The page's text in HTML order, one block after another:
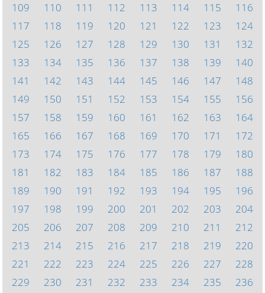
109
110 111 112 113 114 115
116
117
118 119 120 121 122 123
124
125
126 127 128 129 130 131
132
133
134 135 136 137 138 139
140
141
142 143 144 145 146 147
148
149
150 151 152 153 154 155
156
157
158 159 160 161 162 163
164
165
166 167 168 169 170 171
172
173
174 175 176 177 178 179
180
181
182 183 184 185 186 187
188
189
190 191 192 193 194 195
196
197
198 199 200 201 202 203
204
205
206 207 208 209 210 211
212
213
214 215 216 217 218 219
220
221
222 223 224 225 226 227
228
229
230 231 232 233 234 235
236